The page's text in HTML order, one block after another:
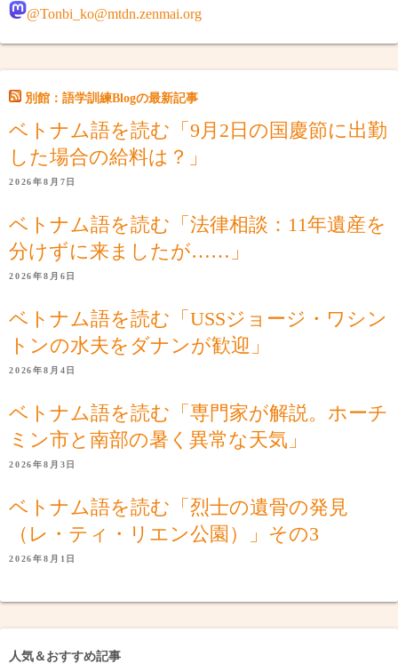
@Tonbi_ko@mtdn.zenmai.org
別館：語学訓練Blogの最新記事
ベトナム語を読む「9月2日の国慶節に出勤
した場合の給料は？」
2026年8月7日
ベトナム語を読む「法律相談：11年遺産を
分けずに来ましたが……」
2026年8月6日
ベトナム語を読む「USSジョージ・ワシン
トンの水夫をダナンが歓迎」
2026年8月4日
ベトナム語を読む「専門家が解説。ホーチ
ミン市と南部の暑く異常な天気」
2026年8月3日
ベトナム語を読む「烈士の遺骨の発見
（レ・ティ・リエン公園）」その3
2026年8月1日
人気＆おすすめ記事